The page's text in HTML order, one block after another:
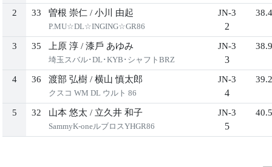
2 33 曽根 崇仁 / ⼩川 由起
P.MU☆DL☆INGING☆GR86
JN-3
2
38.4
3 35 上原 淳 / 漆⼾ あゆみ
埼⽟スバル･DL･KYB･シャフトBRZ
JN-3
3
38.9
4 36 渡部 弘樹 / 横⼭ 慎太郎
クスコ WM DL ウルト 86
JN-3
4
39.2
5 32 ⼭本 悠太 / ⽴久井 和⼦
SammyK-oneルブロスYHGR86
JN-3
5
40.5